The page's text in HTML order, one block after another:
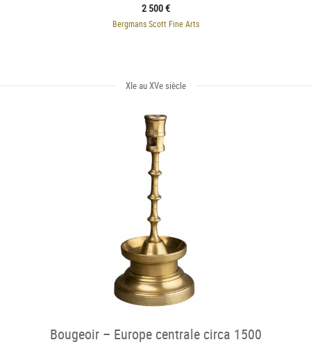
2 500 €
Bergmans Scott Fine Arts
XIe au XVe siècle
Bougeoir – Europe centrale circa 1500